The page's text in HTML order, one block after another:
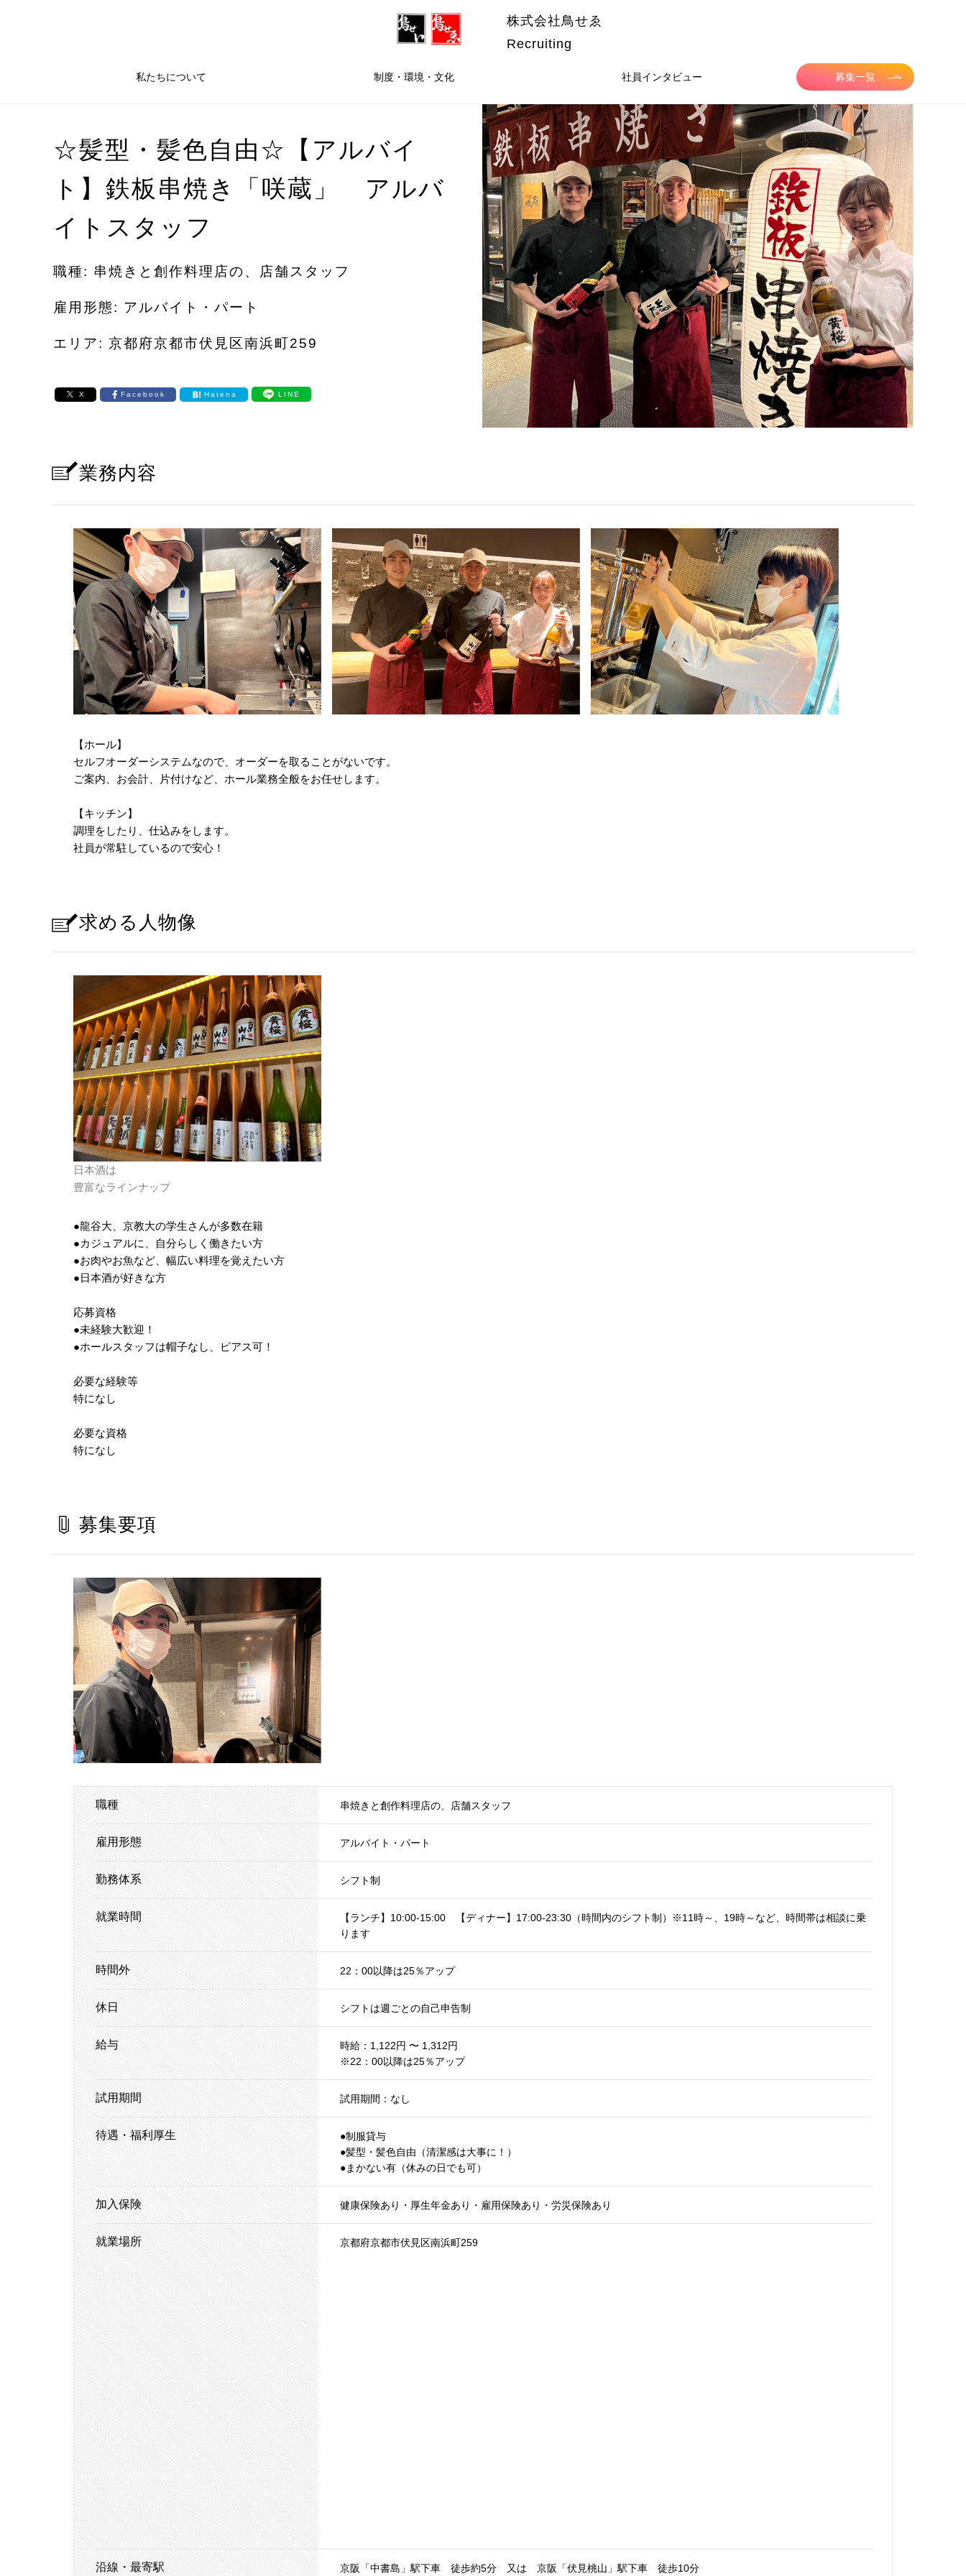
株式会社鳥せゑ
Recruiting
私たちについて 制度・環境・文化 社員インタビュー 募集一覧
☆髪型・髪色自由☆【アルバイ
ト】鉄板串焼き「咲蔵」 アルバ
イトスタッフ
職種: 串焼きと創作料理店の、店舗スタッフ
雇用形態: アルバイト・パート
エリア: 京都府京都市伏見区南浜町259
X Facebook Hatena LINE
業務内容
【ホール】
セルフオーダーシステムなので、オーダーを取ることがないです。
ご案内、お会計、片付けなど、ホール業務全般をお任せします。
【キッチン】
調理をしたり、仕込みをします。
社員が常駐しているので安心！
求める人物像
日本酒は
豊富なラインナップ
●龍谷大、京教大の学生さんが多数在籍
●カジュアルに、自分らしく働きたい方
●お肉やお魚など、幅広い料理を覚えたい方
●日本酒が好きな方
応募資格
●未経験大歓迎！
●ホールスタッフは帽子なし、ピアス可！
必要な経験等
特になし
必要な資格
特になし
募集要項
職種 串焼きと創作料理店の、店舗スタッフ
雇用形態 アルバイト・パート
勤務体系 シフト制
就業時間
【ランチ】10:00-15:00 【ディナー】17:00-23:30（時間内のシフト制）※11時～、19時～など、時間帯は相談に乗
ります
時間外 22：00以降は25％アップ
休日 シフトは週ごとの自己申告制
給与
時給：1,122円 〜 1,312円
※22：00以降は25％アップ
試用期間 試用期間：なし
待遇・福利厚生
●制服貸与
●髪型・髪色自由（清潔感は大事に！）
●まかない有（休みの日でも可）
加入保険 健康保険あり・厚生年金あり・雇用保険あり・労災保険あり
就業場所 京都府京都市伏見区南浜町259
沿線・最寄駅 京阪「中書島」駅下車 徒歩約5分 又は 京阪「伏見桃山」駅下車 徒歩10分